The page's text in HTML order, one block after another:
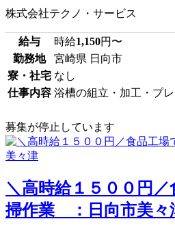
株式会社テクノ・サービス
給与 時給1,150円〜
勤務地
宮崎県 日向市
寮・社宅 なし
仕事内容 浴槽の組立・加工・プ
募集が停止しています
＼高時給１５００円
掃作業 ：日向市美々